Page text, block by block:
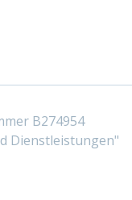
B274954
Dienstleistungen"